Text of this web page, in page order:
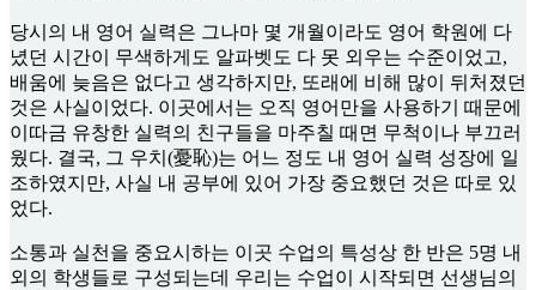
당시의 내 영어 실력은 그나마 몇 개월이라도 영어 학원에 다
녔던 시간이 무색하게도 알파벳도 다 못 외우는 수준이었고,
배움에 늦음은 없다고 생각하지만, 또래에 비해 많이 뒤처졌던
것은 사실이었다. 이곳에서는 오직 영어만을 사용하기 때문에
이따금 유창한 실력의 친구들을 마주칠 때면 무척이나 부끄러
웠다. 결국, 그 우치(憂恥)는 어느 정도 내 영어 실력 성장에 일
조하였지만, 사실 내 공부에 있어 가장 중요했던 것은 따로 있
었다.
소통과 실천을 중요시하는 이곳 수업의 특성상 한 반은 5명 내
외의 학생들로 구성되는데 우리는 수업이 시작되면 선생님의